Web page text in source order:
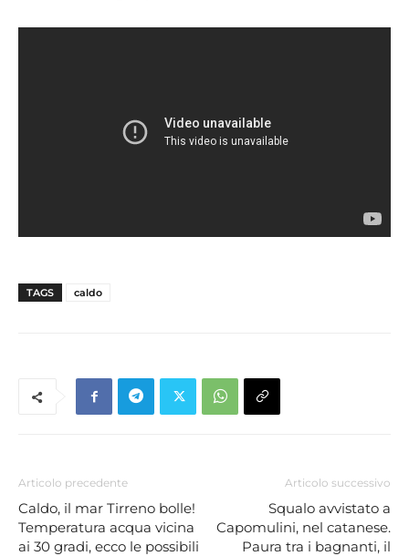
TAGS caldo
Articolo precedente
Caldo, il mar Tirreno bolle!
Temperatura acqua vicina
ai 30 gradi, ecco le possibili
Articolo successivo
Squalo avvistato a
Capomulini, nel catanese.
Paura tra i bagnanti, il